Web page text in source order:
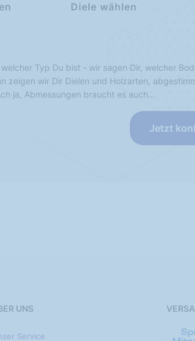
Diele wählen
Typ Du bist - wir sagen Dir, welcher
zeigen wir Dir Dielen und Holzarten,
ja, Abmessungen braucht es auch…
Jetzt
UNS
Service